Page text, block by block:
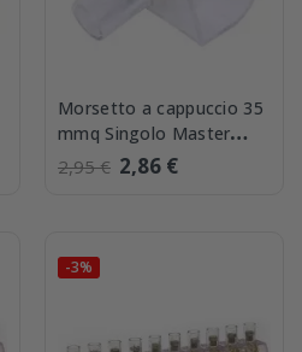
Morsetto a cappuccio 35
mmq Singolo Master
MM350
2,95 € 2,86 €
-3%